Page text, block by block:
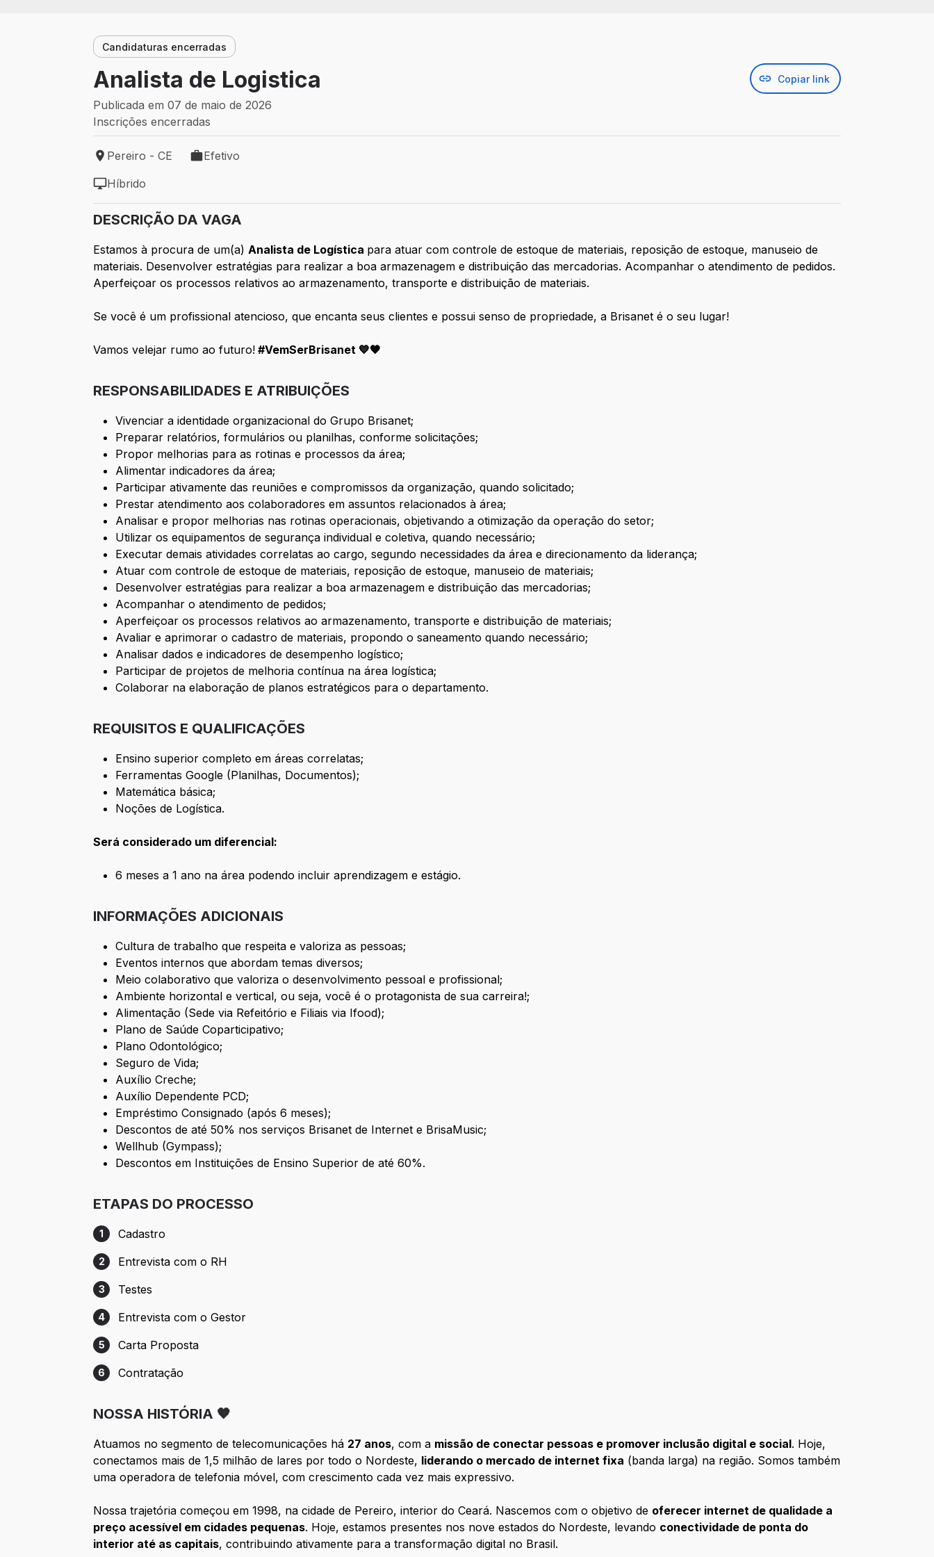
Candidaturas encerradas
Analista de Logistica Copiar link
Publicada em 07 de maio de 2026
Inscrições encerradas
Local de trabalho: Pereiro - CE
Pereiro - CE
Tipo de vaga: Efetivo
Efetivo
Modelo de trabalho: Híbrido
Híbrido
DESCRIÇÃO DA VAGA
Estamos à procura de um(a)Analista de Logística para atuar com controle de estoque de materiais, reposição de estoque, manuseio de
materiais. Desenvolver estratégias para realizar a boa armazenagem e distribuição das mercadorias. Acompanhar o atendimento de pedidos.
Aperfeiçoar os processos relativos ao armazenamento, transporte e distribuição de materiais.
Se você é um profissional atencioso, que encanta seus clientes e possui senso de propriedade, a Brisanet é o seu lugar!
Vamos velejar rumo ao futuro! #VemSerBrisanet 💙🧡
RESPONSABILIDADES E ATRIBUIÇÕES
Vivenciar a identidade organizacional do Grupo Brisanet;
Preparar relatórios, formulários ou planilhas, conforme solicitações;
Propor melhorias para as rotinas e processos da área;
Alimentar indicadores da área;
Participar ativamente das reuniões e compromissos da organização, quando solicitado;
Prestar atendimento aos colaboradores em assuntos relacionados à área;
Analisar e propor melhorias nas rotinas operacionais, objetivando a otimização da operação do setor;
Utilizar os equipamentos de segurança individual e coletiva, quando necessário;
Executar demais atividades correlatas ao cargo, segundo necessidades da área e direcionamento da liderança;
Atuar com controle de estoque de materiais, reposição de estoque, manuseio de materiais;
Desenvolver estratégias para realizar a boa armazenagem e distribuição das mercadorias;
Acompanhar o atendimento de pedidos;
Aperfeiçoar os processos relativos ao armazenamento, transporte e distribuição de materiais;
Avaliar e aprimorar o cadastro de materiais, propondo o saneamento quando necessário;
Analisar dados e indicadores de desempenho logístico;
Participar de projetos de melhoria contínua na área logística;
Colaborar na elaboração de planos estratégicos para o departamento.
REQUISITOS E QUALIFICAÇÕES
Ensino superior completo em áreas correlatas;
Ferramentas Google (Planilhas, Documentos);
Matemática básica;
Noções de Logística.
Será considerado um diferencial:
6 meses a 1 ano na área podendo incluir aprendizagem e estágio.
INFORMAÇÕES ADICIONAIS
Cultura de trabalho que respeita e valoriza as pessoas;
Eventos internos que abordam temas diversos;
Meio colaborativo que valoriza o desenvolvimento pessoal e profissional;
Ambiente horizontal e vertical, ou seja, você é o protagonista de sua carreira!;
Alimentação (Sede via Refeitório e Filiais via Ifood);
Plano de Saúde Coparticipativo;
Plano Odontológico;
Seguro de Vida;
Auxílio Creche;
Auxílio Dependente PCD;
Empréstimo Consignado (após 6 meses);
Descontos de até 50% nos serviços Brisanet de Internet e BrisaMusic;
Wellhub (Gympass);
Descontos em Instituições de Ensino Superior de até 60%.
ETAPAS DO PROCESSO
Etapa 1: Cadastro
1 Cadastro
Etapa 2: Entrevista com o RH
2 Entrevista com o RH
Etapa 3: Testes
3 Testes
Etapa 4: Entrevista com o Gestor
4 Entrevista com o Gestor
Etapa 5: Carta Proposta
5 Carta Proposta
Etapa 6: Contratação
6 Contratação
NOSSA HISTÓRIA 🧡
Atuamos no segmento de telecomunicações há 27 anos, com a missão de conectar pessoas e promover inclusão digital e social. Hoje,
conectamos mais de 1,5 milhão de lares por todo o Nordeste, liderando o mercado de internet fixa (banda larga) na região. Somos também
uma operadora de telefonia móvel, com crescimento cada vez mais expressivo.
Nossa trajetória começou em 1998, na cidade de Pereiro, interior do Ceará. Nascemos com o objetivo de oferecer internet de qualidade a
preço acessível em cidades pequenas. Hoje, estamos presentes nos nove estados do Nordeste, levando conectividade de ponta do
interior até as capitais, contribuindo ativamente para a transformação digital no Brasil.